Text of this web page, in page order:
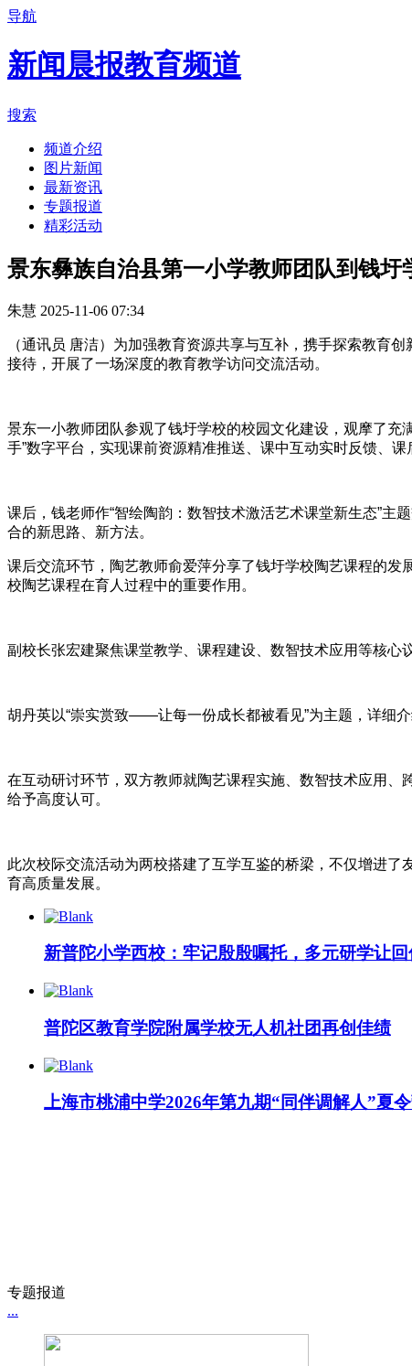
导航
新闻晨报教育频道
搜索
频道介绍
图片新闻
最新资讯
专题报道
精彩活动
景东彝族自治县第一小学教师团队到钱圩
朱慧 2025-11-06 07:34
（通讯员 唐洁）为加强教育资源共享与互补，携手探索教育
接待，开展了一场深度的教育教学访问交流活动。
景东一小教师团队参观了钱圩学校的校园文化建设，观摩了
手”数字平台，实现课前资源精准推送、课中互动实时反馈、
课后，钱老师作“智绘陶韵：数智技术激活艺术课堂新生态”主
合的新思路、新方法。
课后交流环节，陶艺教师俞爱萍分享了钱圩学校陶艺课程的发
校陶艺课程在育人过程中的重要作用。
副校长张宏建聚焦课堂教学、课程建设、数智技术应用等核心
胡丹英以“崇实赏致——让每一份成长都被看见”为主题，详细介
在互动研讨环节，双方教师就陶艺课程实施、数智技术应用
给予高度认可。
此次校际交流活动为两校搭建了互学互鉴的桥梁，不仅增进
育高质量发展。
新普陀小学西校：牢记殷殷嘱托，多元研学让
普陀区教育学院附属学校无人机社团再创佳绩
上海市桃浦中学2026年第九期“同伴调解人”夏
专题报道
...